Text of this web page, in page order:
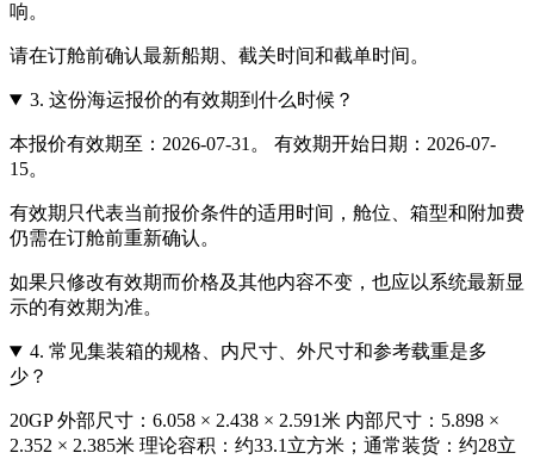
响。
请在订舱前确认最新船期、截关时间和截单时间。
3. 这份海运报价的有效期到什么时候？
本报价有效期至：2026-07-31。 有效期开始日期：2026-07-
15。
有效期只代表当前报价条件的适用时间，舱位、箱型和附加费
仍需在订舱前重新确认。
如果只修改有效期而价格及其他内容不变，也应以系统最新显
示的有效期为准。
4. 常见集装箱的规格、内尺寸、外尺寸和参考载重是多
少？
20GP 外部尺寸：6.058 × 2.438 × 2.591米 内部尺寸：5.898 ×
2.352 × 2.385米 理论容积：约33.1立方米；通常装货：约28立